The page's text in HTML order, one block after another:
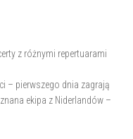
z różnymi repertuarami
– pierwszego dnia zagrają
ekipa z Niderlandów –